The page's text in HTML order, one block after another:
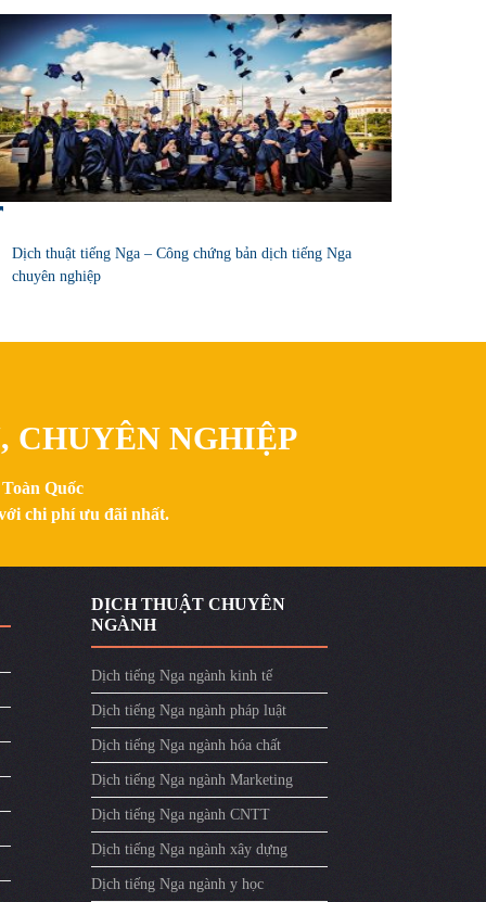
Dịch thuật tiếng Nga – Công chứng bản dịch tiếng Nga
chuyên nghiệp
CHUYÊN NGHIỆP
Quốc
chi phí ưu đãi nhất.
DỊCH THUẬT CHUYÊN
NGÀNH
Dịch tiếng Nga ngành kinh tế
Dịch tiếng Nga ngành pháp luật
Dịch tiếng Nga ngành hóa chất
Dịch tiếng Nga ngành Marketing
Dịch tiếng Nga ngành CNTT
Dịch tiếng Nga ngành xây dựng
Dịch tiếng Nga ngành y học